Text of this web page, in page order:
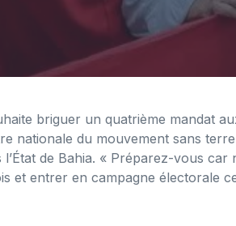
briguer un quatrième mandat
nationale du mouvement sans
de Bahia. « Préparez-vous car
et entrer en campagne électorale